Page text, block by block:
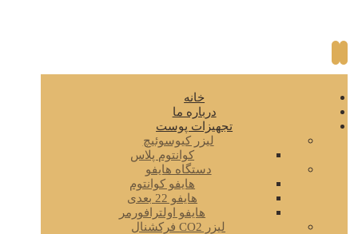
خانه
درباره ما
تجهیزات پوست
لیزر کیوسوئیچ
کوانتوم پلاس
دستگاه هایفو
هایفو کوانتوم
هایفو 22 بعدی
هایفو اولترافورمر
لیزر CO2 فرکشنال